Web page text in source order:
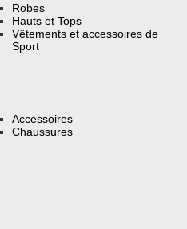
Robes
Hauts et Tops
Vêtements et accessoires de
Sport
Accessoires
Chaussures